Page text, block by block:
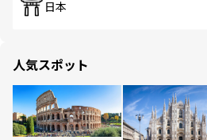
日本
人気スポット